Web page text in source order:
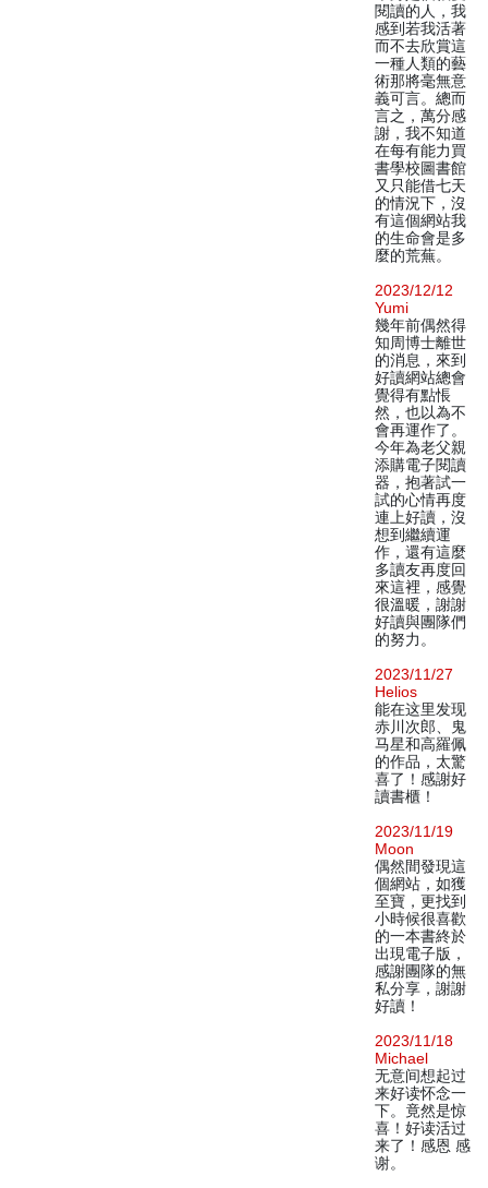
閱讀的人，我
感到若我活著
而不去欣賞這
一種人類的藝
術那將毫無意
義可言。總而
言之，萬分感
謝，我不知道
在每有能力買
書學校圖書館
又只能借七天
的情況下，沒
有這個網站我
的生命會是多
麼的荒蕪。
2023/12/12
Yumi
幾年前偶然得
知周博士離世
的消息，來到
好讀網站總會
覺得有點悵
然，也以為不
會再運作了。
今年為老父親
添購電子閱讀
器，抱著試一
試的心情再度
連上好讀，沒
想到繼續運
作，還有這麼
多讀友再度回
來這裡，感覺
很溫暖，謝謝
好讀與團隊們
的努力。
2023/11/27
Helios
能在这里发现
赤川次郎、鬼
马星和高羅佩
的作品，太驚
喜了！感謝好
讀書櫃！
2023/11/19
Moon
偶然間發現這
個網站，如獲
至寶，更找到
小時候很喜歡
的一本書終於
出現電子版，
感謝團隊的無
私分享，謝謝
好讀！
2023/11/18
Michael
无意间想起过
来好读怀念一
下。竟然是惊
喜！好读活过
来了！感恩 感
谢。